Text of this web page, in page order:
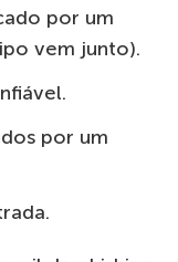
por um
vem junto).
por um